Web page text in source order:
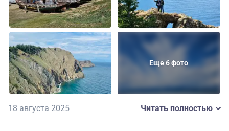
Еще 6 фото
18 августа 2025 Читать полностью